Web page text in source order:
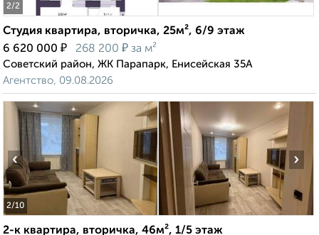
2/2
Студия квартира, вторичка, 25м², 6/9 этаж
6 620 000 ₽ 268 200 ₽ за м²
Советский район, ЖК Парапарк, Енисейская 35А
Агентство, 09.08.2026
2/10
‹ ›
2-к квартира, вторичка, 46м², 1/5 этаж